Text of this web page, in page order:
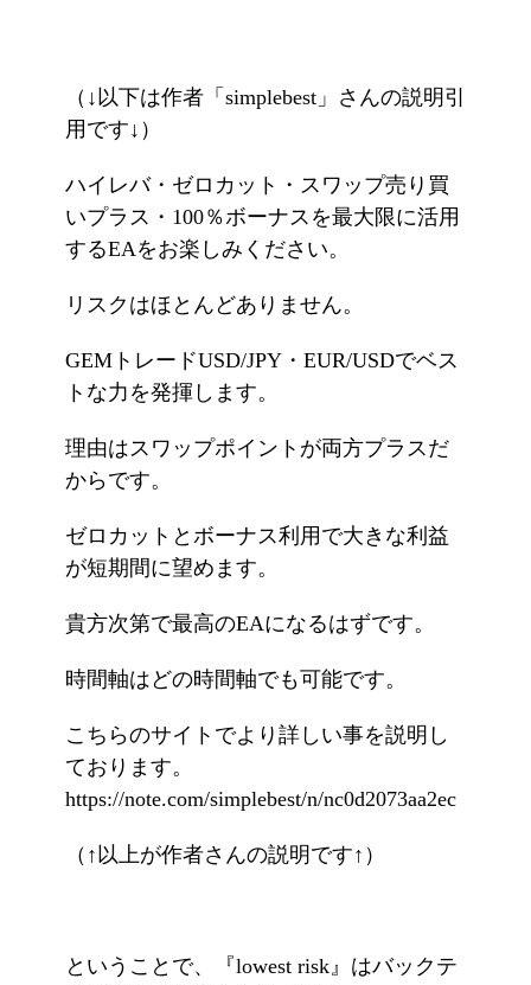
（↓以下は作者「simplebest」さんの説明引
用です↓）
ハイレバ・ゼロカット・スワップ売り買
いプラス・100％ボーナスを最大限に活用
するEAをお楽しみください。
リスクはほとんどありません。
GEMトレードUSD/JPY・EUR/USDでベス
トな力を発揮します。
理由はスワップポイントが両方プラスだ
からです。
ゼロカットとボーナス利用で大きな利益
が短期間に望めます。
貴方次第で最高のEAになるはずです。
時間軸はどの時間軸でも可能です。
こちらのサイトでより詳しい事を説明し
ております。
https://note.com/simplebest/n/nc0d2073aa2ec
（↑以上が作者さんの説明です↑）
ということで、『lowest risk』はバックテ